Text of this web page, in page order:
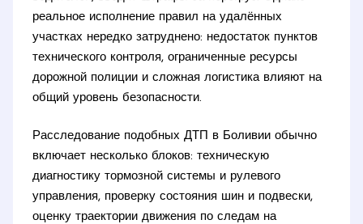
реальное исполнение правил на удалённых
участках нередко затруднено: недостаток пунктов
технического контроля, ограниченные ресурсы
дорожной полиции и сложная логистика влияют на
общий уровень безопасности.
Расследование подобных ДТП в Боливии обычно
включает несколько блоков: техническую
диагностику тормозной системы и рулевого
управления, проверку состояния шин и подвески,
оценку траектории движения по следам на